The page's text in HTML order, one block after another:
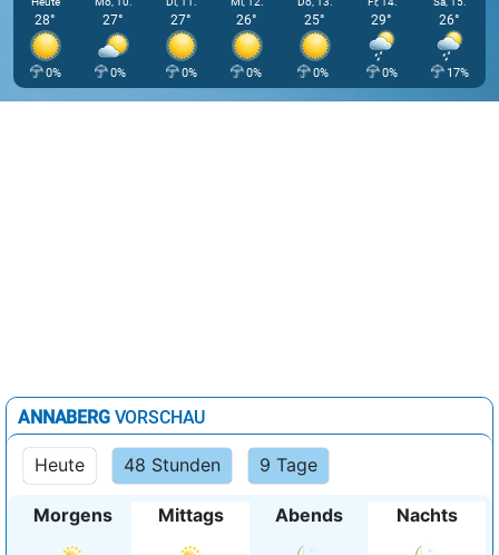
28°
0%
27°
0%
27°
0%
26°
0%
25°
0%
29°
0%
26°
17%
ANNABERGVORSCHAU
Heute 48 Stunden 9 Tage
Morgens Mittags Abends Nachts